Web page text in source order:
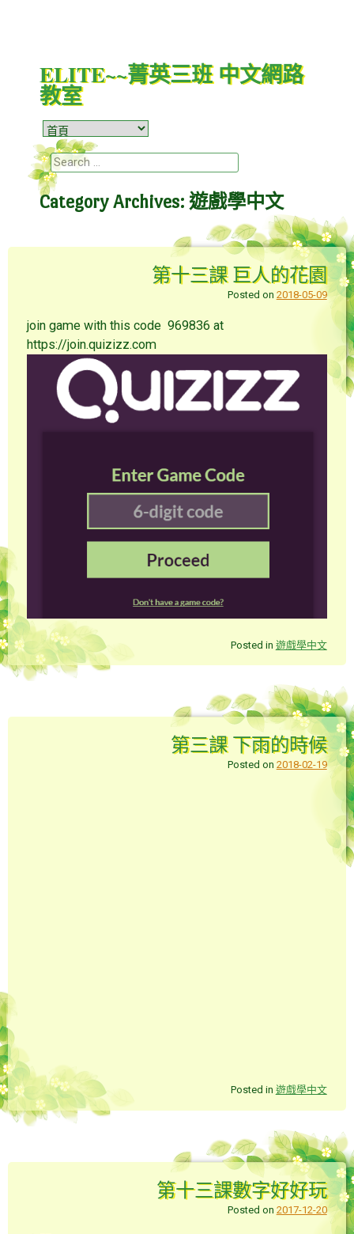
ELITE~~菁英三班 中文網路
教室
Menu
Skip to content
Search
Category Archives: 遊戲學中文
第十三課 巨人的花園
Posted on 2018-05-09
join game with this code 969836 at
https://join.quizizz.com
Posted in 遊戲學中文
第三課 下雨的時候
Posted on 2018-02-19
Posted in 遊戲學中文
第十三課數字好好玩
Posted on 2017-12-20